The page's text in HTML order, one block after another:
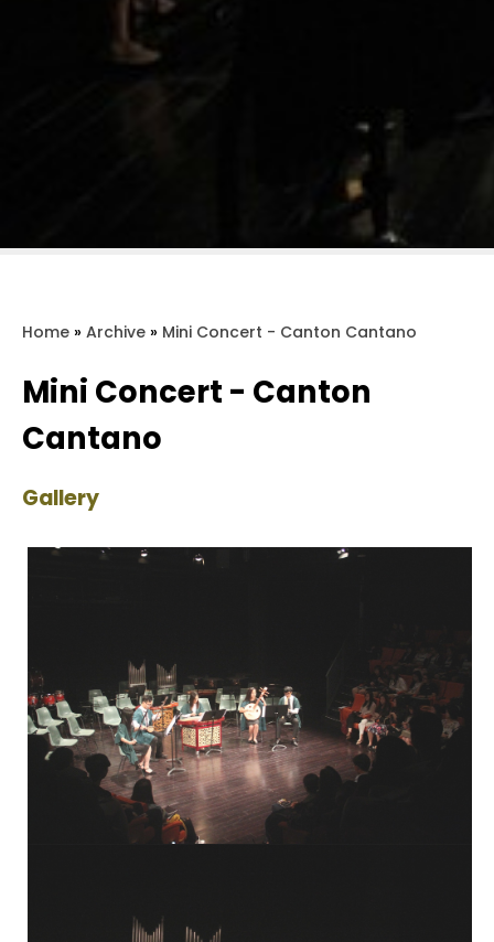
Home » Archive » Mini Concert - Canton Cantano
Mini Concert - Canton
Cantano
Gallery